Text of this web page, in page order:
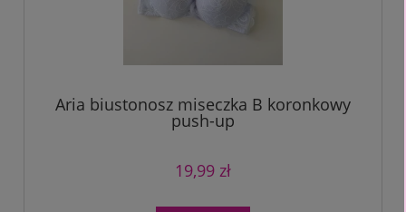
Aria biustonosz miseczka B koronkowy
push-up
19,99 zł